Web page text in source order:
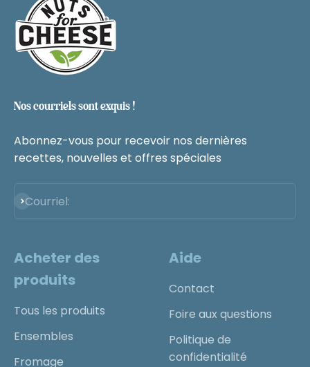
Nos courriels sont exquis !
Abonnez-vous pour recevoir nos dernières
recettes, nouvelles et offres spéciales
Courriel:
S'abonner à
Acheter des
produits
Tous les produits
Ensembles
Fromage
Aide
Contact
Foire aux questions
Politique de
confidentialité